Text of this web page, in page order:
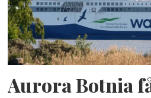
Aurora Botnia